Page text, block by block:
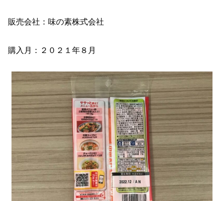
販売会社：味の素株式会社
購入月：２０２１年８月